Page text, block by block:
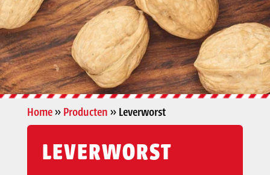
Home» Producten » Leverworst
LEVERWORST